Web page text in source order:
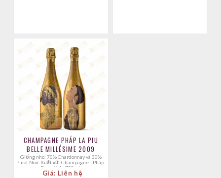
CHAMPAGNE PHÁP LA PIU
BELLE MILLÉSIME 2009
Giống nho: 70% Chardonnay và 30%
Pinot Noir. Xuất xứ: Champagne - Pháp.
Dung tích: 750ml.
Giá: Liên hệ